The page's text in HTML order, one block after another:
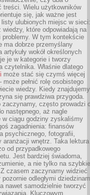
treści. Wielu użytkowników
się, jak ważne jest
listy ulubionych miejsc w sieci:
wiedzy, które odpowiadają na
problemy. W tym kontekście
ma dobrze przemyślany
wokół określonych
je w kategorie i tworzy
czytelnika. Właśnie dlatego
może stać się czymś więcej
może pełnić rolę osobistego
wiedzy. Kiedy znajdujemy
się prawdziwa przygoda.
zaczynamy, często prowadzi
następnego, aż nagle
w ciągu godziny zyskaliśmy
zagadnienia: finansów
psychicznego, fotografii,
aranżacji wnętrz. Taka lektura
od przypadkowego
Jest bardziej świadoma,
a nie tylko na szybkie
czasem zaczynamy widzieć
odległymi
nawet samodzielnie tworzyć
Kluczowym